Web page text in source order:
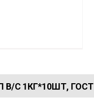
С 1КГ*10ШТ, ГОСТ